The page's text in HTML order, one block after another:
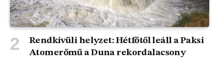
Rendkívüli helyzet: Hétfőtől leáll a Paksi
Atomerőmű a Duna rekordalacsony